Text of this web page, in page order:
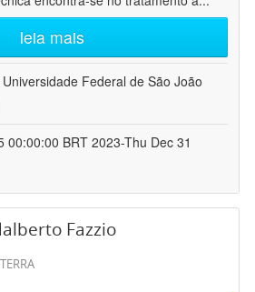
leia mais
Universidade Federal de São João
00:00:00 BRT 2023-Thu Dec 31
Fazzio